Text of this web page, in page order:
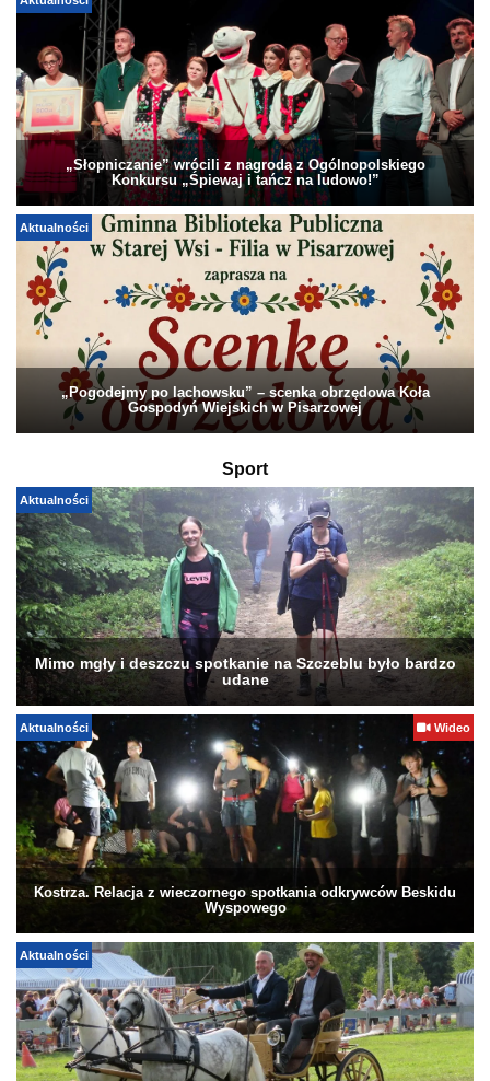
„Słopniczanie” wrócili z nagrodą z Ogólnopolskiego
Konkursu „Śpiewaj i tańcz na ludowo!”
Aktualności
„Pogodejmy po lachowsku” – scenka obrzędowa Koła
Gospodyń Wiejskich w Pisarzowej
Sport
Aktualności
Mimo mgły i deszczu spotkanie na Szczeblu było bardzo
udane
Aktualności Wideo
Kostrza. Relacja z wieczornego spotkania odkrywców Beskidu
Wyspowego
Aktualności